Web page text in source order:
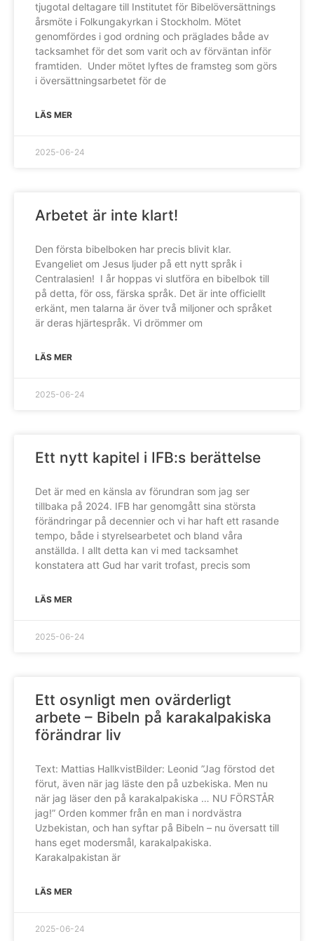
tjugotal deltagare till Institutet för Bibelöversättnings
årsmöte i Folkungakyrkan i Stockholm. Mötet
genomfördes i god ordning och präglades både av
tacksamhet för det som varit och av förväntan inför
framtiden. Under mötet lyftes de framsteg som görs
i översättningsarbetet för de
LÄS MER
2025-06-24
Arbetet är inte klart!
Den första bibelboken har precis blivit klar.
Evangeliet om Jesus ljuder på ett nytt språk i
Centralasien! I år hoppas vi slutföra en bibelbok till
på detta, för oss, färska språk. Det är inte officiellt
erkänt, men talarna är över två miljoner och språket
är deras hjärtespråk. Vi drömmer om
LÄS MER
2025-06-24
Ett nytt kapitel i IFB:s berättelse
Det är med en känsla av förundran som jag ser
tillbaka på 2024. IFB har genomgått sina största
förändringar på decennier och vi har haft ett rasande
tempo, både i styrelsearbetet och bland våra
anställda. I allt detta kan vi med tacksamhet
konstatera att Gud har varit trofast, precis som
LÄS MER
2025-06-24
Ett osynligt men ovärderligt
arbete – Bibeln på karakalpakiska
förändrar liv
Text: Mattias HallkvistBilder: Leonid ”Jag förstod det
förut, även när jag läste den på uzbekiska. Men nu
när jag läser den på karakalpakiska … NU FÖRSTÅR
jag!” Orden kommer från en man i nordvästra
Uzbekistan, och han syftar på Bibeln – nu översatt till
hans eget modersmål, karakalpakiska.
Karakalpakistan är
LÄS MER
2025-06-24